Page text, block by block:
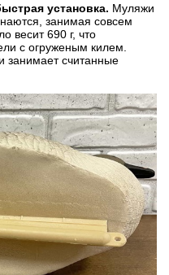
установка. Муляжи
занимая совсем
весит 690 г, что
с огруженым килем.
занимает считанные